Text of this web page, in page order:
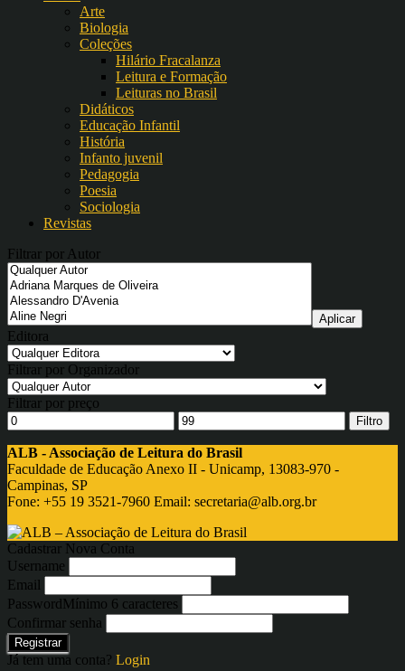
Arte
Biologia
Coleções
Hilário Fracalanza
Leitura e Formação
Leituras no Brasil
Didáticos
Educação Infantil
História
Infanto juvenil
Pedagogia
Poesia
Sociologia
Revistas
Filtrar por Autor
Editora
Filtrar por Organizador
Filtrar por preço
Filtro
ALB - Associação de Leitura do Brasil
Faculdade de Educação Anexo II - Unicamp, 13083-970 -
Campinas, SP
Fone: +55 19 3521-7960 Email: secretaria@alb.org.br
Cadastrar Nova Conta
Username
Email
PasswordMínimo 6 caracteres
Confirmar senha
Registrar
Já tem uma conta? Login